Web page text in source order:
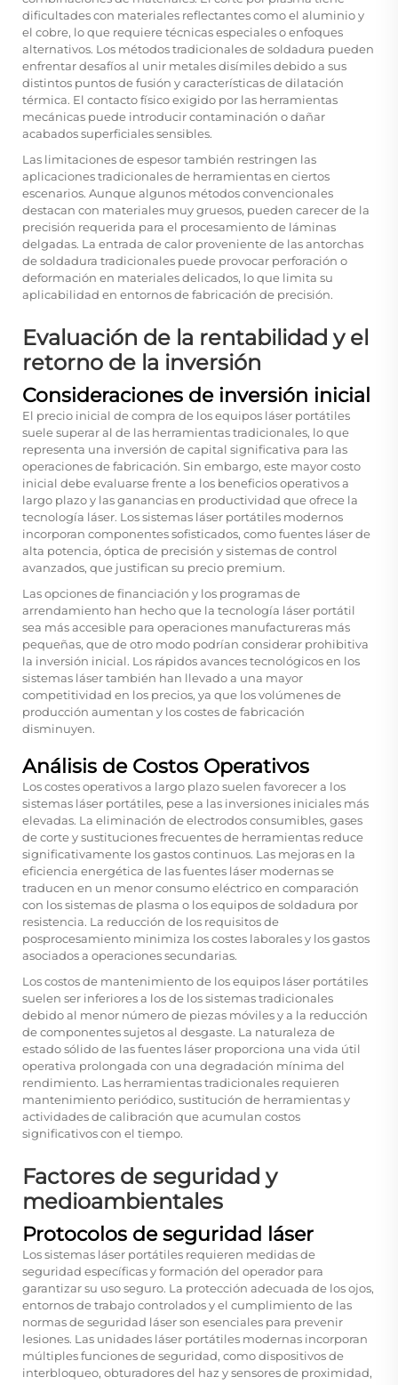
dificultades con materiales reflectantes como el aluminio y
el cobre, lo que requiere técnicas especiales o enfoques
alternativos. Los métodos tradicionales de soldadura pueden
enfrentar desafíos al unir metales disímiles debido a sus
distintos puntos de fusión y características de dilatación
térmica. El contacto físico exigido por las herramientas
mecánicas puede introducir contaminación o dañar
acabados superficiales sensibles.
Las limitaciones de espesor también restringen las
aplicaciones tradicionales de herramientas en ciertos
escenarios. Aunque algunos métodos convencionales
destacan con materiales muy gruesos, pueden carecer de la
precisión requerida para el procesamiento de láminas
delgadas. La entrada de calor proveniente de las antorchas
de soldadura tradicionales puede provocar perforación o
deformación en materiales delicados, lo que limita su
aplicabilidad en entornos de fabricación de precisión.
Evaluación de la rentabilidad y el
retorno de la inversión
Consideraciones de inversión inicial
El precio inicial de compra de los equipos láser portátiles
suele superar al de las herramientas tradicionales, lo que
representa una inversión de capital significativa para las
operaciones de fabricación. Sin embargo, este mayor costo
inicial debe evaluarse frente a los beneficios operativos a
largo plazo y las ganancias en productividad que ofrece la
tecnología láser. Los sistemas láser portátiles modernos
incorporan componentes sofisticados, como fuentes láser de
alta potencia, óptica de precisión y sistemas de control
avanzados, que justifican su precio premium.
Las opciones de financiación y los programas de
arrendamiento han hecho que la tecnología láser portátil
sea más accesible para operaciones manufactureras más
pequeñas, que de otro modo podrían considerar prohibitiva
la inversión inicial. Los rápidos avances tecnológicos en los
sistemas láser también han llevado a una mayor
competitividad en los precios, ya que los volúmenes de
producción aumentan y los costes de fabricación
disminuyen.
Análisis de Costos Operativos
Los costes operativos a largo plazo suelen favorecer a los
sistemas láser portátiles, pese a las inversiones iniciales más
elevadas. La eliminación de electrodos consumibles, gases
de corte y sustituciones frecuentes de herramientas reduce
significativamente los gastos continuos. Las mejoras en la
eficiencia energética de las fuentes láser modernas se
traducen en un menor consumo eléctrico en comparación
con los sistemas de plasma o los equipos de soldadura por
resistencia. La reducción de los requisitos de
posprocesamiento minimiza los costes laborales y los gastos
asociados a operaciones secundarias.
Los costos de mantenimiento de los equipos láser portátiles
suelen ser inferiores a los de los sistemas tradicionales
debido al menor número de piezas móviles y a la reducción
de componentes sujetos al desgaste. La naturaleza de
estado sólido de las fuentes láser proporciona una vida útil
operativa prolongada con una degradación mínima del
rendimiento. Las herramientas tradicionales requieren
mantenimiento periódico, sustitución de herramientas y
actividades de calibración que acumulan costos
significativos con el tiempo.
Factores de seguridad y
medioambientales
Protocolos de seguridad láser
Los sistemas láser portátiles requieren medidas de
seguridad específicas y formación del operador para
garantizar su uso seguro. La protección adecuada de los ojos,
entornos de trabajo controlados y el cumplimiento de las
normas de seguridad láser son esenciales para prevenir
lesiones. Las unidades láser portátiles modernas incorporan
múltiples funciones de seguridad, como dispositivos de
interbloqueo, obturadores del haz y sensores de proximidad,